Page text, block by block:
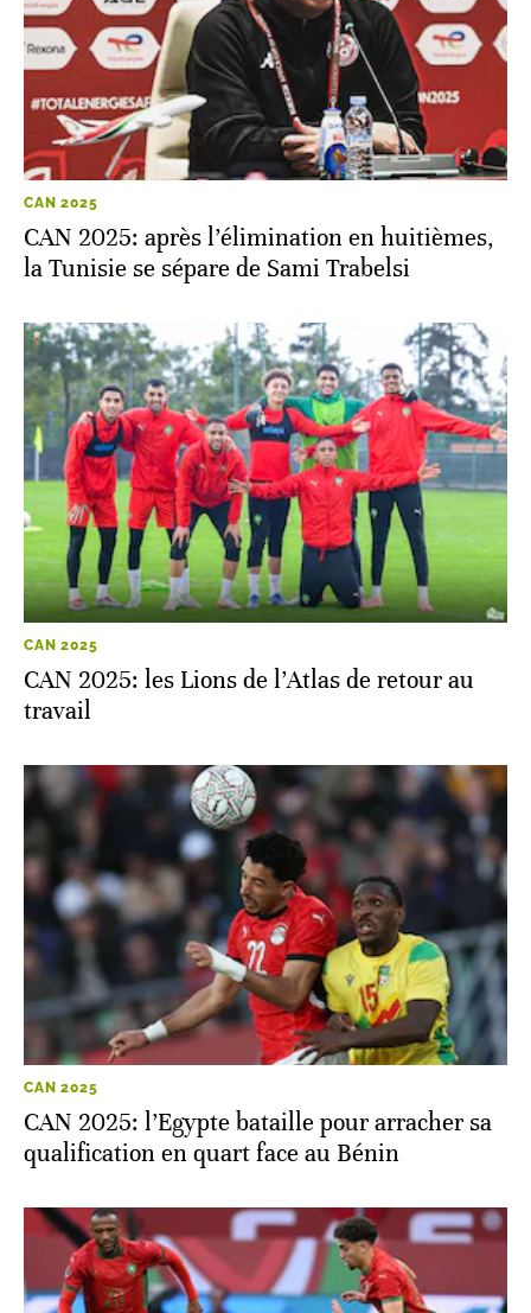
CAN 2025
CAN 2025: après l’élimination en huitièmes,
la Tunisie se sépare de Sami Trabelsi
CAN 2025
CAN 2025: les Lions de l’Atlas de retour au
travail
CAN 2025
CAN 2025: l’Egypte bataille pour arracher sa
qualification en quart face au Bénin